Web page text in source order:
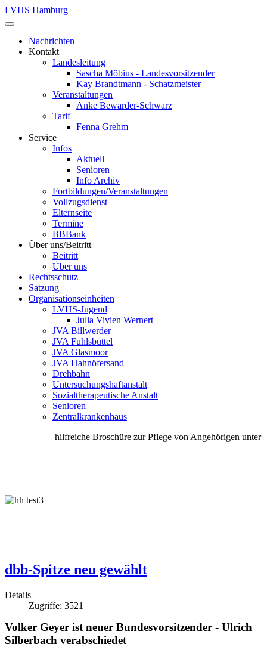
LVHS Hamburg
Nachrichten
Kontakt
Landesleitung
Sascha Möbius - Landesvorsitzender
Kay Brandtmann - Schatzmeister
Veranstaltungen
Anke Bewarder-Schwarz
Tarif
Fenna Grehm
Service
Infos
Aktuell
Senioren
Info Archiv
Fortbildungen/Veranstaltungen
Vollzugsdienst
Elternseite
Termine
BBBank
Über uns/Beitritt
Beitritt
Über uns
Rechtsschutz
Satzung
Organisationseinheiten
LVHS-Jugend
Julia Vivien Wernert
JVA Billwerder
JVA Fuhlsbüttel
JVA Glasmoor
JVA Hahnöfersand
Drehbahn
Untersuchungshaftanstalt
Sozialtherapeutische Anstalt
Senioren
Zentralkrankenhaus
hilfreiche Broschüre zur Pflege von Angehörigen unter
dbb-Spitze neu gewählt
Details
Zugriffe: 3521
Volker Geyer ist neuer Bundesvorsitzender - Ulrich
Silberbach verabschiedet